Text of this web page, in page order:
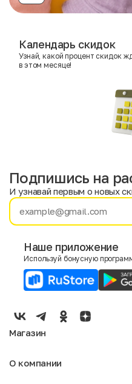
Календарь скидок
Узнай, какой процент скидок
в этом месяце!
Имя
E-mail
Мужской
Женский
Подпишись на
И узнавай первым о новых
Наше приложение
Используй бонусную
Магазин
Мужское
О компании